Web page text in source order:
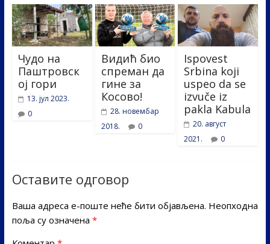
Чудо на
Паштровск
ој гори
13. јул 2023.
0
Видић био
спреман да
гине за
Косово!
28. новембар
2018.
0
Ispovest
Srbina koji
uspeo da se
izvuče iz
pakla Kabula
20. август
2021.
0
Оставите одговор
Ваша адреса е-поште неће бити објављена. Неопходна
поља су означена *